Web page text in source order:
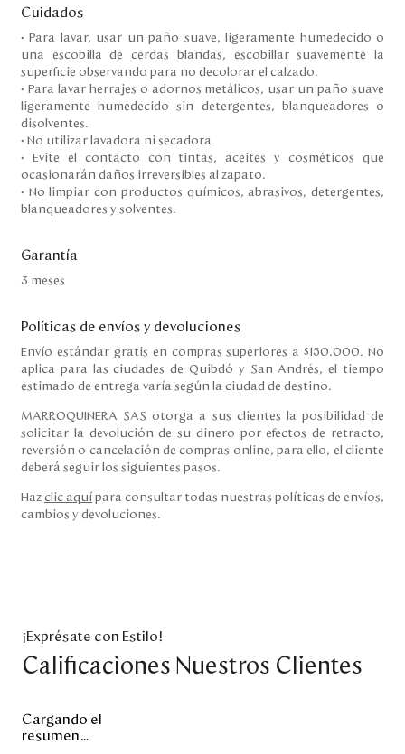
Cuidados
• Para lavar, usar un paño suave, ligeramente humedecido o
una escobilla de cerdas blandas, escobillar suavemente la
superficie observando para no decolorar el calzado.
• Para lavar herrajes o adornos metálicos, usar un paño suave
ligeramente humedecido sin detergentes, blanqueadores o
disolventes.
• No utilizar lavadora ni secadora
• Evite el contacto con tintas, aceites y cosméticos que
ocasionarán daños irreversibles al zapato.
• No limpiar con productos químicos, abrasivos, detergentes,
blanqueadores y solventes.
Garantía
3 meses
Políticas de envíos y devoluciones
Envío estándar gratis en compras superiores a $150.000. No
aplica para las ciudades de Quibdó y San Andrés, el tiempo
estimado de entrega varía según la ciudad de destino.
MARROQUINERA SAS otorga a sus clientes la posibilidad de
solicitar la devolución de su dinero por efectos de retracto,
reversión o cancelación de compras online, para ello, el cliente
deberá seguir los siguientes pasos.
Haz clic aquí para consultar todas nuestras políticas de envíos,
cambios y devoluciones.
¡Exprésate con Estilo!
Calificaciones Nuestros Clientes
Cargando el
resumen…